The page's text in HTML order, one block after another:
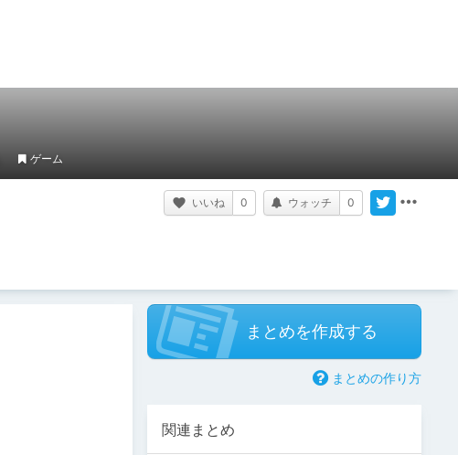
ゲーム
いいね 0 ウォッチ 0
まとめを作成する
まとめの作り方
関連まとめ